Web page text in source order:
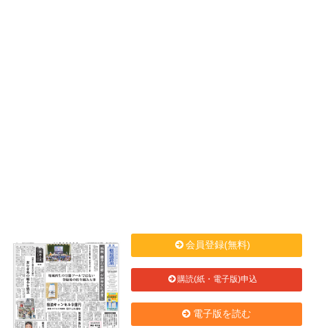
会員登録(無料)
購読(紙・電子版)申込
電子版を読む